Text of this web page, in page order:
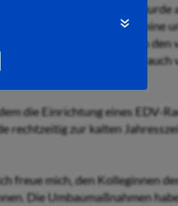
Decken und Fußböden
um die Frankiermaschine
tägliche Arbeit. Denn neben den
eintreffen, werden hier
die Einrichtung eines EDV-
rechtzeitig zur kalten
freue mich, den Kolleginnen
Die Umbaumaßnahmen